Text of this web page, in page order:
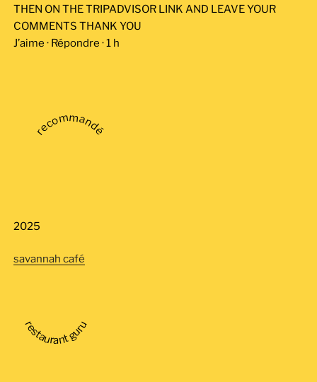
THEN ON THE TRIPADVISOR LINK AND LEAVE YOUR
COMMENTS THANK YOU
J’aime · Répondre · 1 h
recommandé
2025
savannah café
restaurant guru